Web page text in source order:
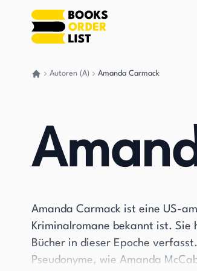
Autoren (A) Amanda Carmack
Amanda Carmack ist eine US-
Kriminalromane bekannt ist.
Bücher in dieser Epoche
Pseudonyme, wie Amanda